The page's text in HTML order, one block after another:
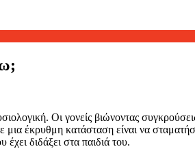
Οι γονείς βιώνοντας
μια έκρυθμη κατάσταση είναι να
έχει διδάξει στα παιδιά του.